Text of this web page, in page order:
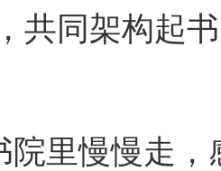
共同架构起
慢慢走，